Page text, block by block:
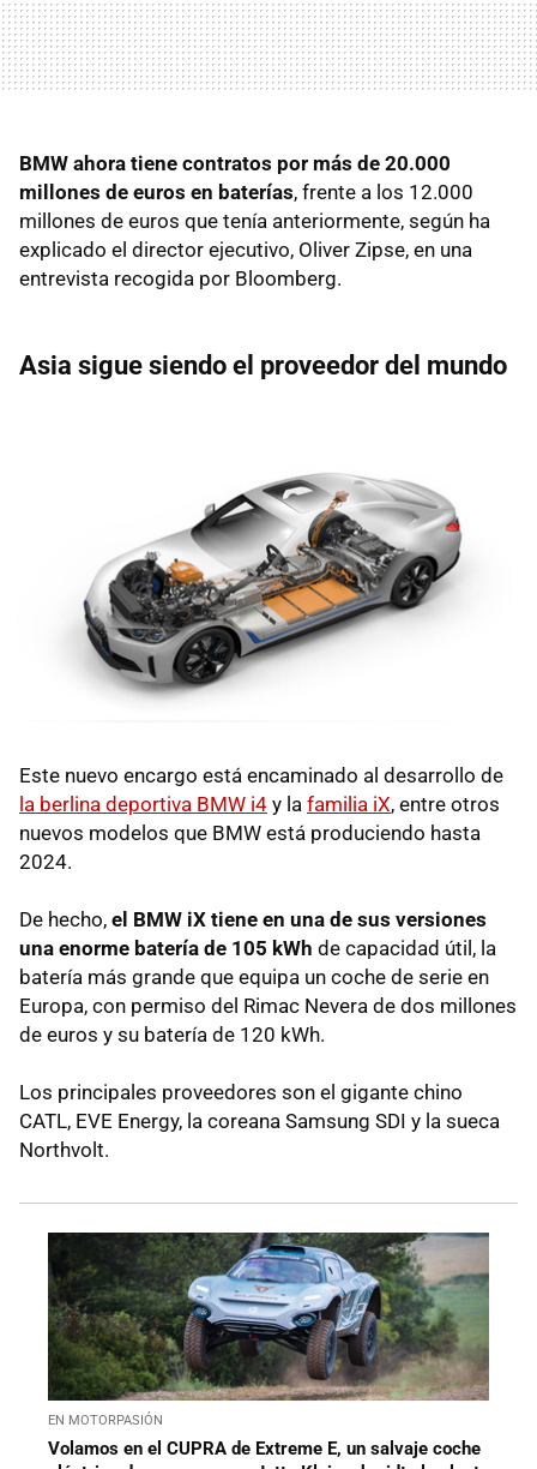
BMW ahora tiene contratos por más de 20.000
millones de euros en baterías, frente a los 12.000
millones de euros que tenía anteriormente, según ha
explicado el director ejecutivo, Oliver Zipse, en una
entrevista recogida por Bloomberg.
Asia sigue siendo el proveedor del mundo
Este nuevo encargo está encaminado al desarrollo de
la berlina deportiva BMW i4 y la familia iX, entre otros
nuevos modelos que BMW está produciendo hasta
2024.
De hecho, el BMW iX tiene en una de sus versiones
una enorme batería de 105 kWh de capacidad útil, la
batería más grande que equipa un coche de serie en
Europa, con permiso del Rimac Nevera de dos millones
de euros y su batería de 120 kWh.
Los principales proveedores son el gigante chino
CATL, EVE Energy, la coreana Samsung SDI y la sueca
Northvolt.
EN MOTORPASIÓN
Volamos en el CUPRA de Extreme E, un salvaje coche